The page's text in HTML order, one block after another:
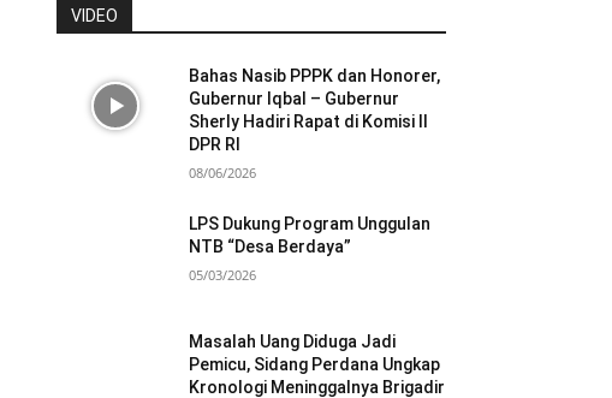
VIDEO
Bahas Nasib PPPK dan Honorer,
Gubernur Iqbal – Gubernur
Sherly Hadiri Rapat di Komisi II
DPR RI
08/06/2026
LPS Dukung Program Unggulan
NTB “Desa Berdaya”
05/03/2026
Masalah Uang Diduga Jadi
Pemicu, Sidang Perdana Ungkap
Kronologi Meninggalnya Brigadir